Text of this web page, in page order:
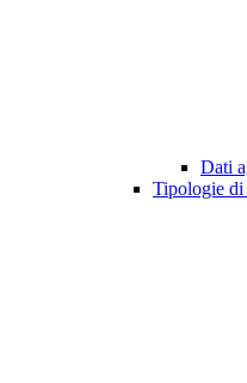
Dati
Tipologie di